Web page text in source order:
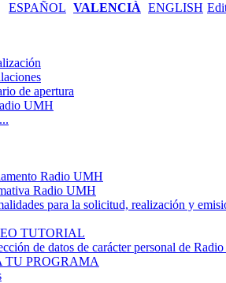
ESPAÑOL VALENCIÀ ENGLISH
de apertura
UMH
Radio UMH
Radio UMH
para la solicitud, realización y
TUTORIAL
de datos de carácter personal de
TU PROGRAMA